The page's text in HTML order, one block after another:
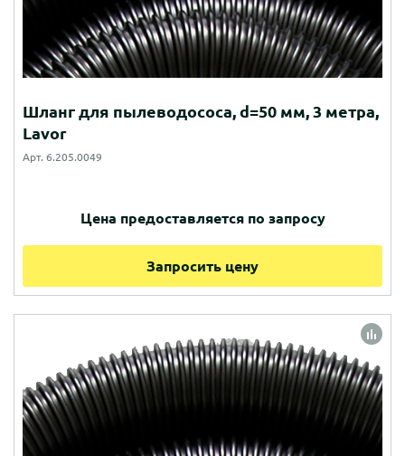
Шланг для пылеводососа, d=50 мм, 3 метра,
Lavor
Арт. 6.205.0049
Цена предоставляется по запросу
Запросить цену